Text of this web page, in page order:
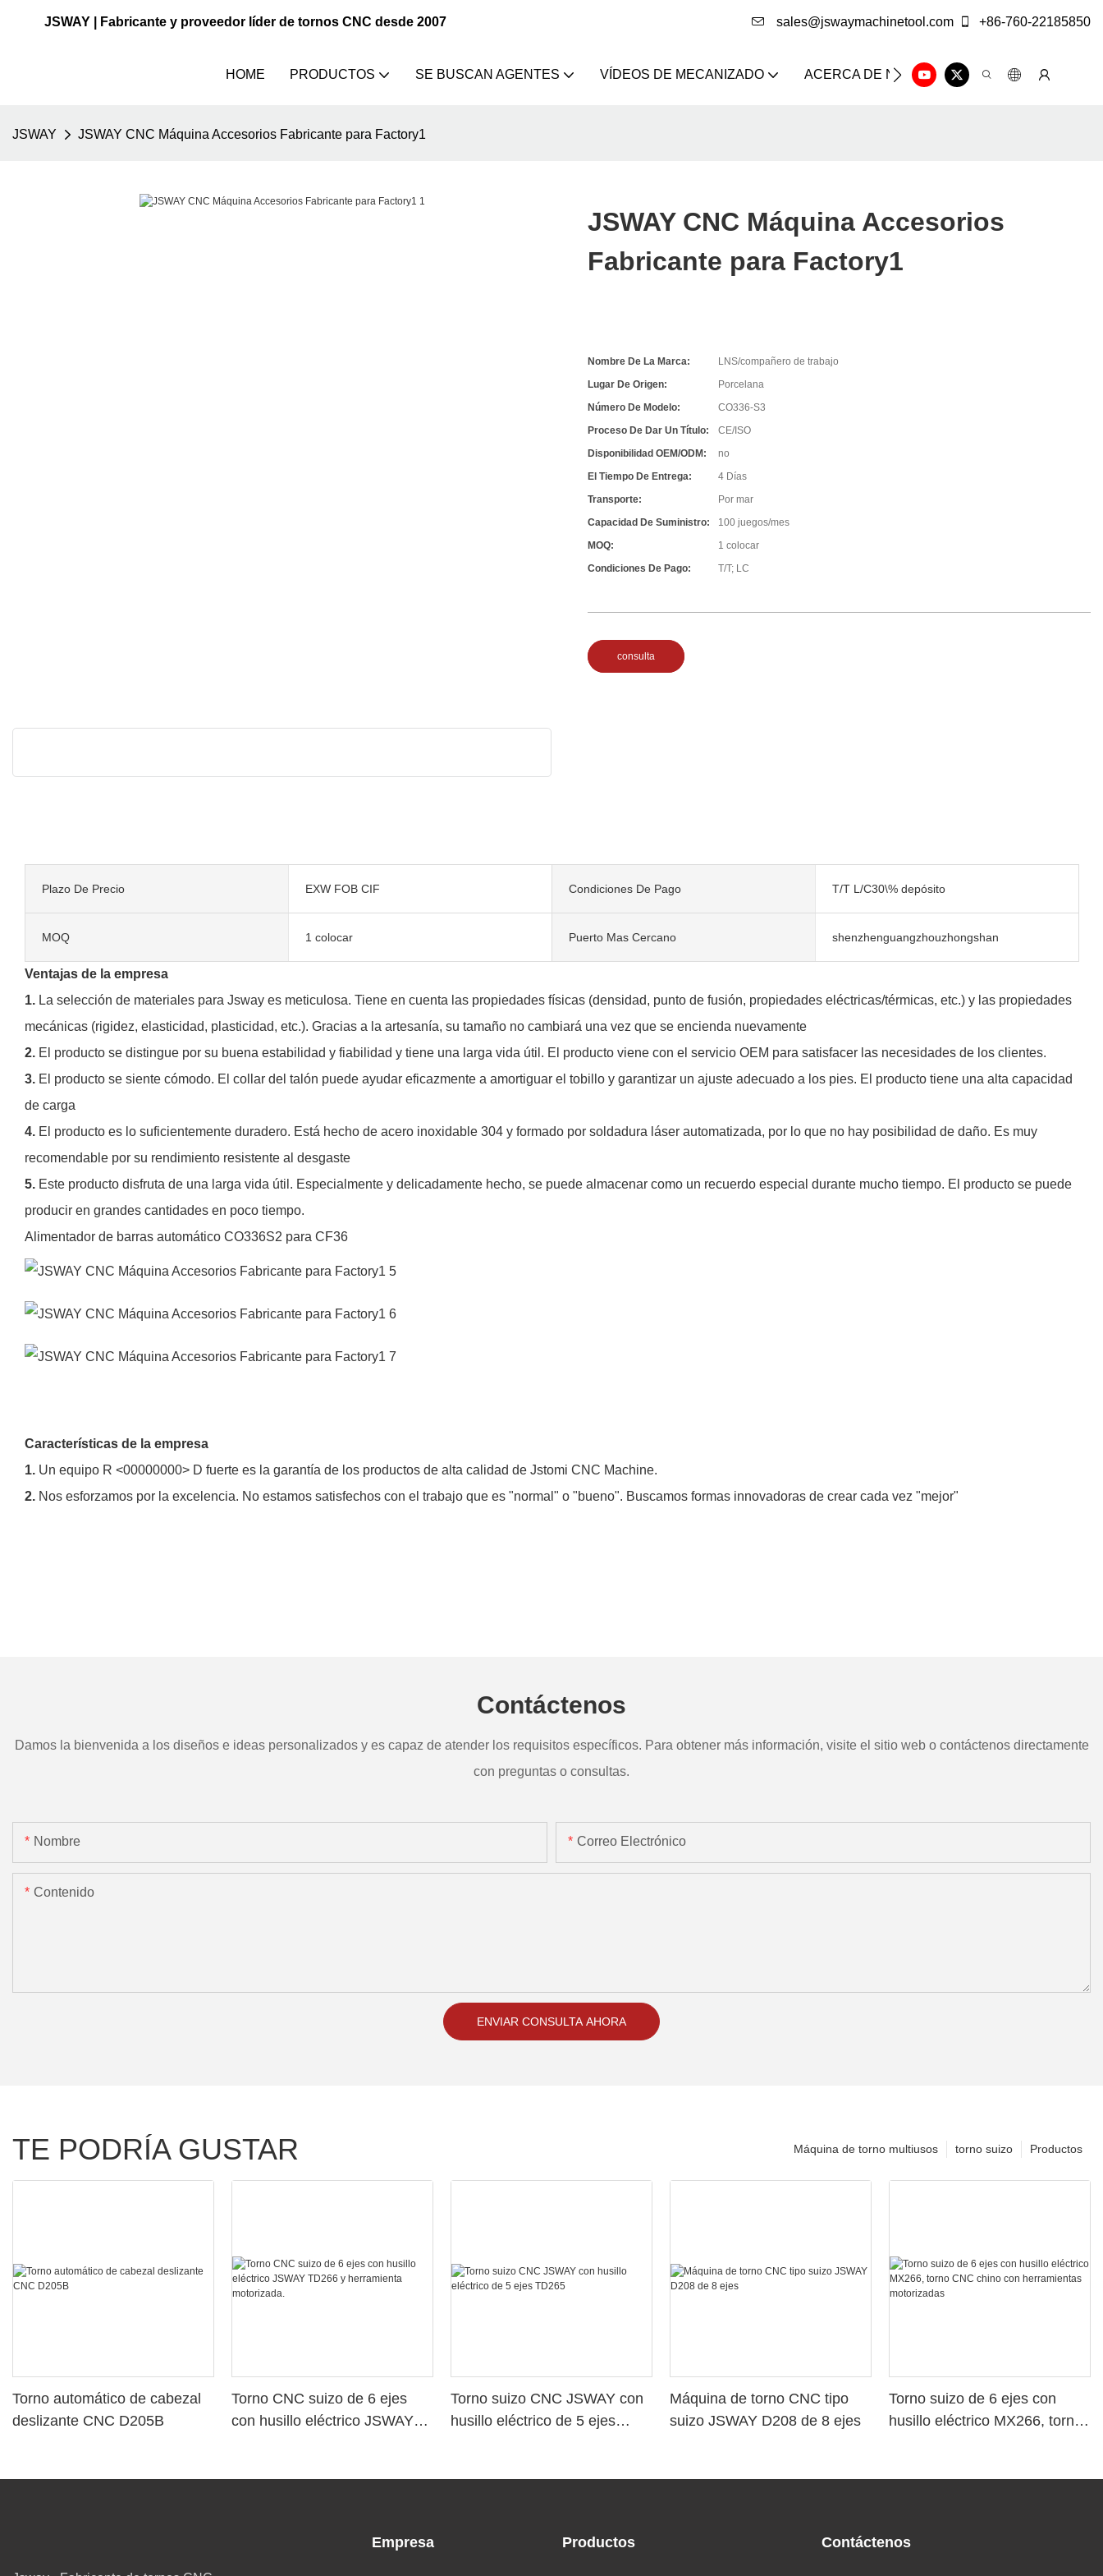
JSWAY | Fabricante y proveedor líder de tornos CNC desde 2007 sales@jswaymachinetool.com +86-760-22185850
HOME PRODUCTOS SE BUSCAN AGENTES VÍDEOS DE MECANIZADO ACERCA DE NOSOTROS SOLUCIÓN
JSWAY JSWAY CNC Máquina Accesorios Fabricante para Factory1
JSWAY CNC Máquina Accesorios
Fabricante para Factory1
Nombre De La Marca:
LNS/compañero de trabajo
Lugar De Origen:
Porcelana
Número De Modelo:
CO336-S3
Proceso De Dar Un Título:
CE/ISO
Disponibilidad OEM/ODM:
no
El Tiempo De Entrega:
4 Días
Transporte:
Por mar
Capacidad De Suministro:
100 juegos/mes
MOQ:
1 colocar
Condiciones De Pago:
T/T; LC
consulta
Plazo De Precio EXW FOB CIF Condiciones De Pago T/T L/C30\% depósito
MOQ 1 colocar Puerto Mas Cercano shenzhenguangzhouzhongshan
Ventajas de la empresa
1. La selección de materiales para Jsway es meticulosa. Tiene en cuenta las propiedades físicas (densidad, punto de fusión, propiedades eléctricas/térmicas, etc.) y las propiedades
mecánicas (rigidez, elasticidad, plasticidad, etc.). Gracias a la artesanía, su tamaño no cambiará una vez que se encienda nuevamente
2. El producto se distingue por su buena estabilidad y fiabilidad y tiene una larga vida útil. El producto viene con el servicio OEM para satisfacer las necesidades de los clientes.
3. El producto se siente cómodo. El collar del talón puede ayudar eficazmente a amortiguar el tobillo y garantizar un ajuste adecuado a los pies. El producto tiene una alta capacidad
de carga
4. El producto es lo suficientemente duradero. Está hecho de acero inoxidable 304 y formado por soldadura láser automatizada, por lo que no hay posibilidad de daño. Es muy
recomendable por su rendimiento resistente al desgaste
5. Este producto disfruta de una larga vida útil. Especialmente y delicadamente hecho, se puede almacenar como un recuerdo especial durante mucho tiempo. El producto se puede
producir en grandes cantidades en poco tiempo.
Alimentador de barras automático CO336S2 para CF36
Características de la empresa
1. Un equipo R <00000000> D fuerte es la garantía de los productos de alta calidad de Jstomi CNC Machine.
2. Nos esforzamos por la excelencia. No estamos satisfechos con el trabajo que es "normal" o "bueno". Buscamos formas innovadoras de crear cada vez "mejor"
Contáctenos
Damos la bienvenida a los diseños e ideas personalizados y es capaz de atender los requisitos específicos. Para obtener más información, visite el sitio web o contáctenos directamente
con preguntas o consultas.
Nombre Correo Electrónico
Contenido
ENVIAR CONSULTA AHORA
TE PODRÍA GUSTAR Productos
torno suizo
Máquina de torno multiusos
Torno automático de cabezal
deslizante CNC D205B
Torno CNC suizo de 6 ejes
con husillo eléctrico JSWAY
Torno suizo CNC JSWAY con
husillo eléctrico de 5 ejes
Máquina de torno CNC tipo
suizo JSWAY D208 de 8 ejes
Torno suizo de 6 ejes con
husillo eléctrico MX266, torno
Empresa Productos Contáctenos